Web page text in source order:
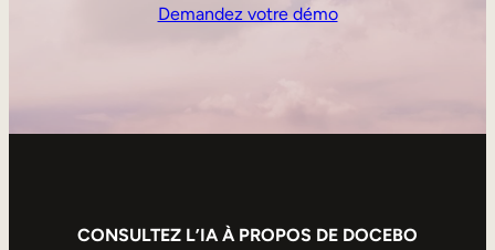
Demandez votre démo
CONSULTEZ L’IA À PROPOS DE DOCEBO